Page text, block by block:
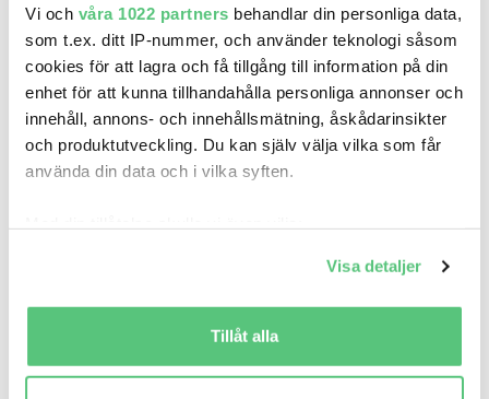
Vi och våra 1022 partners behandlar din personliga data,
som t.ex. ditt IP-nummer, och använder teknologi såsom
cookies för att lagra och få tillgång till information på din
enhet för att kunna tillhandahålla personliga annonser och
innehåll, annons- och innehållsmätning, åskådarinsikter
och produktutveckling. Du kan själv välja vilka som får
använda din data och i vilka syften.
som kan ha en noggrannhet på upp till flera meter
Identifiera din enhet genom att aktivt skanna den
för specifika kännetecken (fingeravtryck)
Ta reda på mer om hur dina personliga uppgifter
Visa detaljer
Tillåt alla
Aftén Bil KIA Nybil Upplands Väsby
Mil: 0 År: 2026 Drivmedel:
Gratis historik
Räkna på försäkring